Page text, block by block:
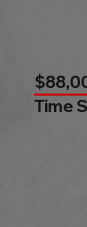
Time